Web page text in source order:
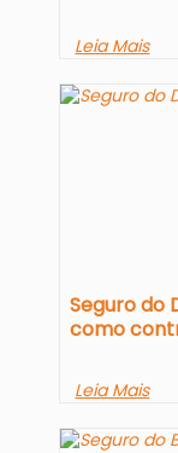
Leia Mais
Seguro do
como
Leia Mais